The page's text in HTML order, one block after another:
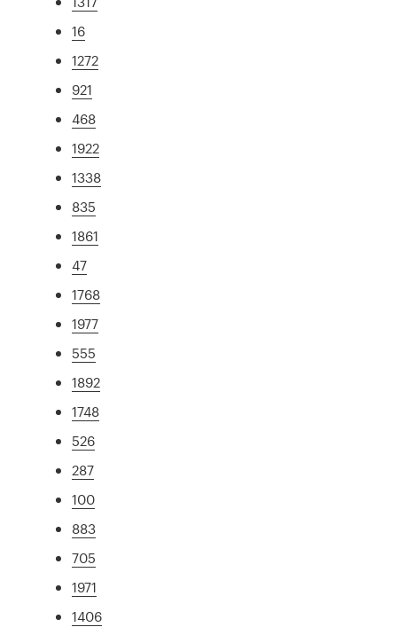
16
1272
921
468
1922
1338
835
1861
47
1768
1977
555
1892
1748
526
287
100
883
705
1971
1406